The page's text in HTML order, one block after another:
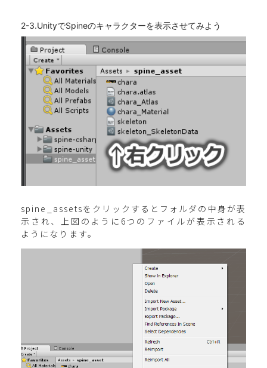
2-3.UnityでSpineのキャラクターを表示させてみよう
spine_assetsをクリックするとフォルダの中身が表
示され、上図のように6つのファイルが表示される
ようになります。